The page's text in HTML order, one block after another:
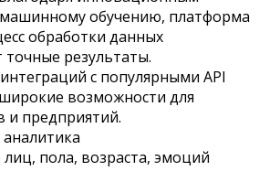
обучению, платформа
обработки данных
точные результаты.
с популярными API
возможности для
и предприятий.
пола, возраста, эмоций